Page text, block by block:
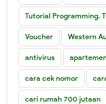
Tutorial Programming.
Voucher Western
antivirus
cara cek nomor
cari rumah 700 jutaan